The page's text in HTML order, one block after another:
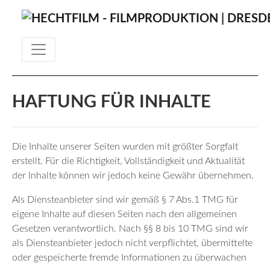
HAFTUNG FÜR INHALTE
Die Inhalte unserer Seiten wurden mit größter Sorgfalt
erstellt. Für die Richtigkeit, Vollständigkeit und Aktualität
der Inhalte können wir jedoch keine Gewähr übernehmen.
Als Diensteanbieter sind wir gemäß § 7 Abs.1 TMG für
eigene Inhalte auf diesen Seiten nach den allgemeinen
Gesetzen verantwortlich. Nach §§ 8 bis 10 TMG sind wir
als Diensteanbieter jedoch nicht verpflichtet, übermittelte
oder gespeicherte fremde Informationen zu überwachen